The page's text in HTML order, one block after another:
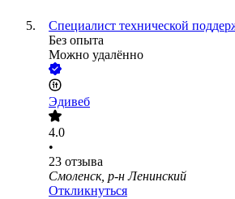
Специалист технической
Без опыта
Можно удалённо
Эдивеб
4.0
•
23 отзыва
Смоленск, р-н Ленинский
Откликнуться